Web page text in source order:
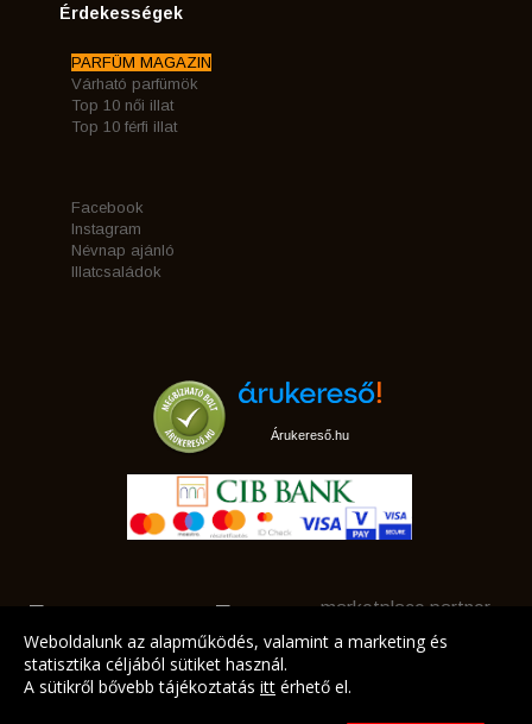
Érdekességek
PARFÜM MAGAZIN
Várható parfümök
Top 10 női illat
Top 10 férfi illat
Facebook
Instagram
Névnap ajánló
Illatcsaládok
Árukereső.hu
marketplace partner
Weboldalunk az alapműködés, valamint a marketing és
statisztika céljából sütiket használ.
A sütikről bővebb tájékoztatás itt érhető el.